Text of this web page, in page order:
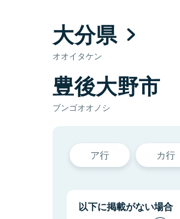
大分県
オオイタケン
豊後大野市
ブンゴオオノシ
ア行 カ行
以下に掲載がない場合